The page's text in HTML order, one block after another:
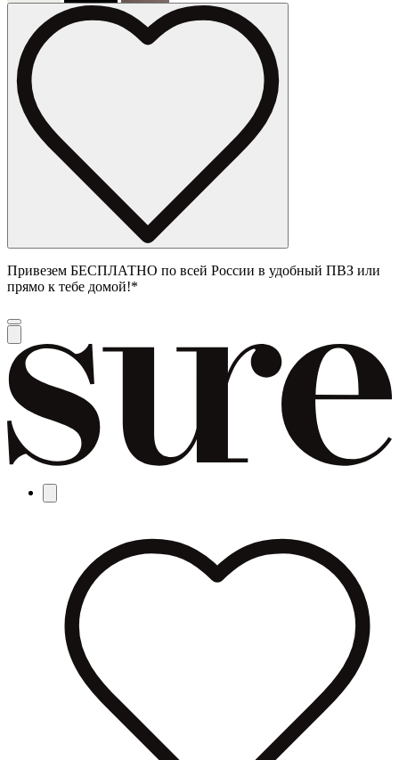
Привезем БЕСПЛАТНО по всей России в удобный ПВЗ или
прямо к тебе домой!*